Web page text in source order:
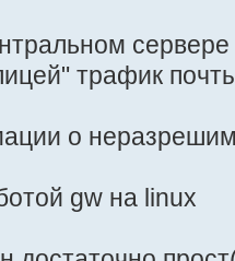
трафик
о
gw на linux